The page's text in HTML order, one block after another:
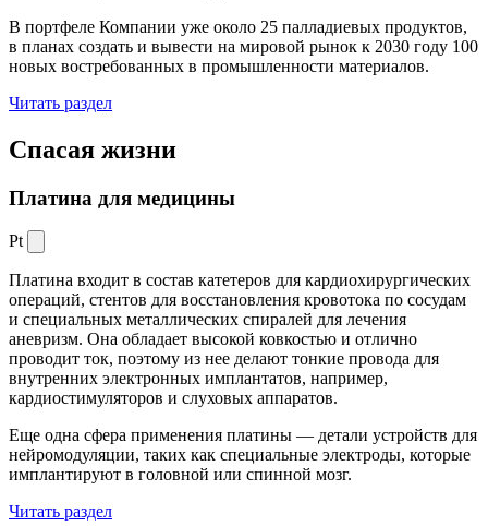
В портфеле Компании уже около 25 палладиевых продуктов,
в планах создать и вывести на мировой рынок к 2030 году 100
новых востребованных в промышленности материалов.
Читать раздел
Спасая жизни
Платина для медицины
Pt
Платина входит в состав катетеров для кардиохирургических
операций, стентов для восстановления кровотока по сосудам
и специальных металлических спиралей для лечения
аневризм. Она обладает высокой ковкостью и отлично
проводит ток, поэтому из нее делают тонкие провода для
внутренних электронных имплантатов, например,
кардиостимуляторов и слуховых аппаратов.
Еще одна сфера применения платины — детали устройств для
нейромодуляции, таких как специальные электроды, которые
имплантируют в головной или спинной мозг.
Читать раздел